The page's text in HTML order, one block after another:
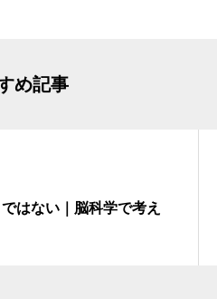
め記事
はない｜脳科学で考え